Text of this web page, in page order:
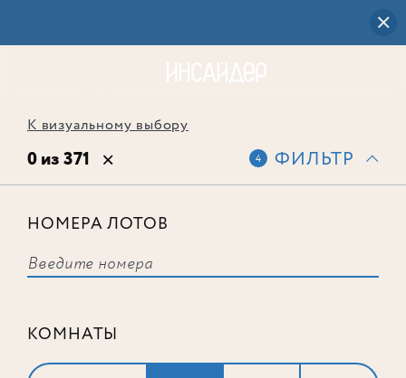
К визуальному выбору
0 из 371 4 ФИЛЬТР
НОМЕРА ЛОТОВ
КОМНАТЫ
соответствует ни одного лота